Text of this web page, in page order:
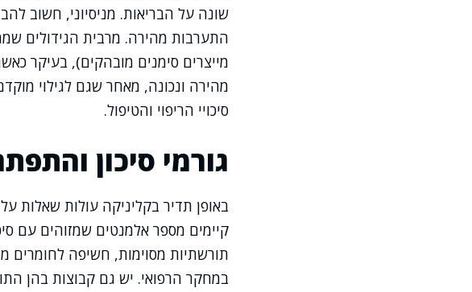
שונה על הבריאות. מניסיוני, חשוב
התערבות מהירה. מרבית הגידולים
מייצרים סימנים מובהקים), בעיקר
מהירה ונכונה, מאחר שגם לגילוי
סיכויי הריפוי והטיפול.
גורמי סיכון
באופן תדיר בקליניקה עולות שאלות
קיימים מספר אלמנטים שמזוהים עם
תורשתיות מסוימות, חשיפה לחומרים
במחקר הרפואי. יש גם קבוצות בהן